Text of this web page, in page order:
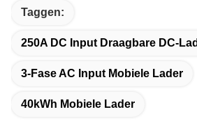
Taggen:
250A DC Input Draagbare DC-
3-Fase AC Input Mobiele Lader
40kWh Mobiele Lader